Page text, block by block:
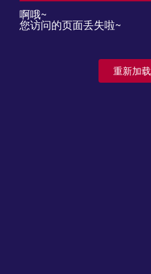
啊哦~
您访问的页面丢失啦~
重新加载